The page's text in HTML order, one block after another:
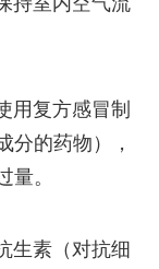
用复方感冒制
分的药物），
量。
生素（对抗细